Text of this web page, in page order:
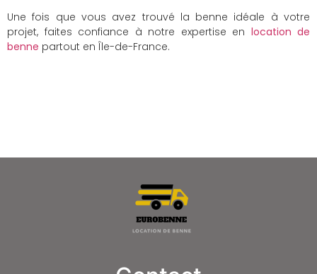
Une fois que vous avez trouvé la benne idéale à votre
projet, faites confiance à notre expertise en location de
benne partout en Île-de-France.